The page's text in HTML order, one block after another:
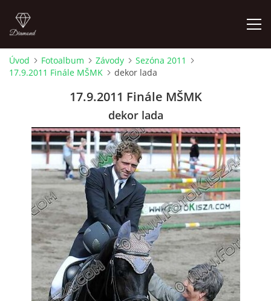
ÚVOD
KONTAKT
SLUŽBY
JEŽDĚNÍ PRO VEŘEJNOST
FOTOALBUM
Úvod Fotoalbum Závody
Sezóna 2011
17.9.2011 Finále MŠMK
dekor lada
17.9.2011 Finále MŠMK
dekor lada